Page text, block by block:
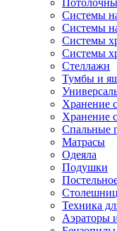
Системы
Системы
Системы
Системы
Стеллажи
Тумбы и
Хранение
Хранение
Спальные
Матрасы
Одеяла
Подушки
Техника
Аэраторы